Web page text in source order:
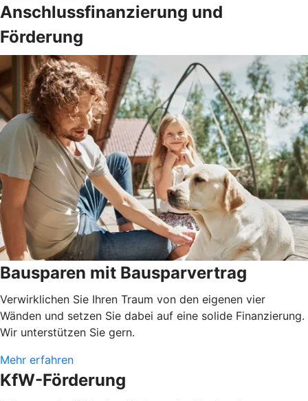
Anschlussfinanzierung und
Förderung
Bausparen mit Bausparvertrag
Verwirklichen Sie Ihren Traum von den eigenen vier
Wänden und setzen Sie dabei auf eine solide Finanzierung.
Wir unterstützen Sie gern.
Mehr erfahren
KfW-Förderung